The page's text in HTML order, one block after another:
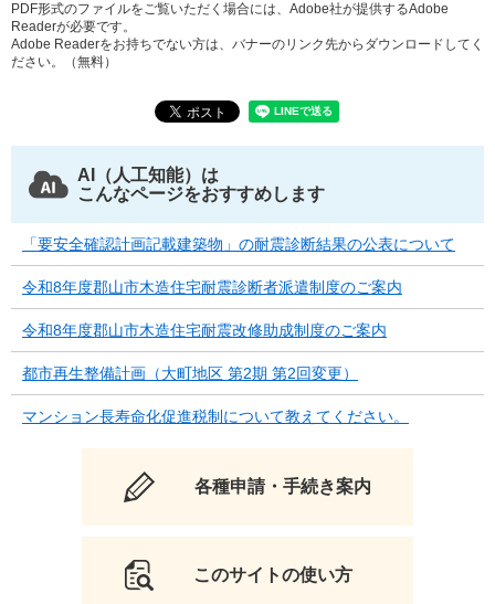
PDF形式のファイルをご覧いただく場合には、Adobe社が提供するAdobe
Readerが必要です。
Adobe Readerをお持ちでない方は、バナーのリンク先からダウンロードしてく
ださい。（無料）
AI（人工知能）は
こんなページをおすすめします
「要安全確認計画記載建築物」の耐震診断結果の公表について
令和8年度郡山市木造住宅耐震診断者派遣制度のご案内
令和8年度郡山市木造住宅耐震改修助成制度のご案内
都市再生整備計画（大町地区 第2期 第2回変更）
マンション長寿命化促進税制について教えてください。
各種申請・手続き案内
このサイトの使い方